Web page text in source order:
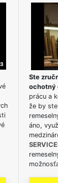
Ste
ochotný
prácu a
že by
áno,